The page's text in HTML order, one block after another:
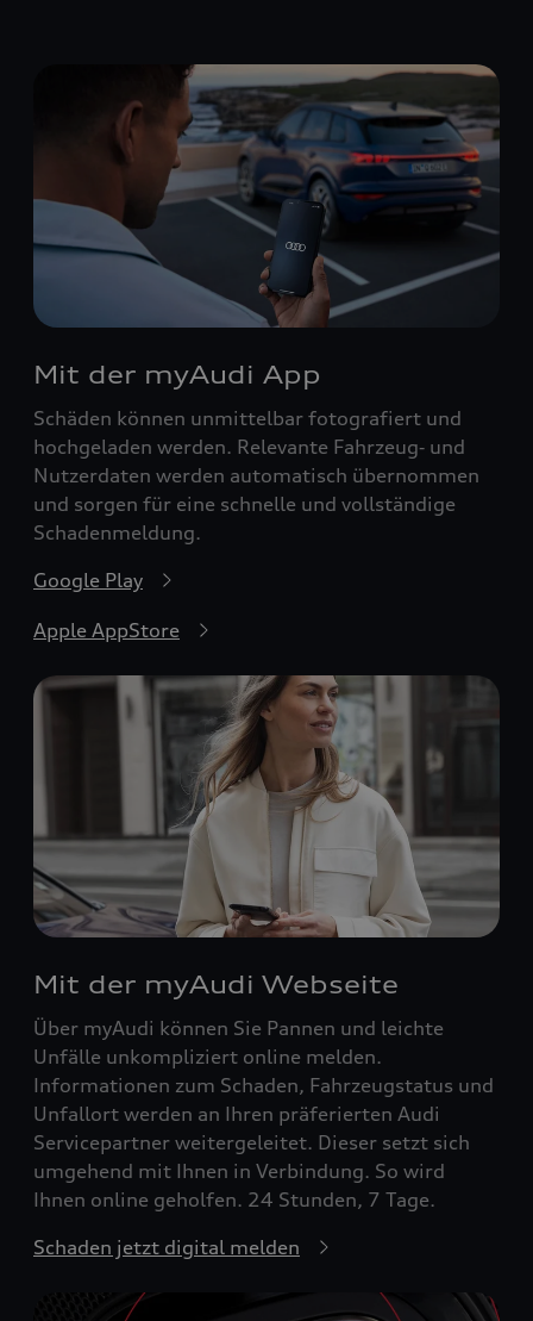
Mit der myAudi App
Schäden können unmittelbar fotografiert und
hochgeladen werden. Relevante Fahrzeug‑ und
Nutzerdaten werden automatisch übernommen
und sorgen für eine schnelle und vollständige
Schadenmeldung.
Google Play
Apple AppStore
Mit der myAudi Webseite
Über myAudi können Sie Pannen und leichte
Unfälle unkompliziert online melden.
Informationen zum Schaden, Fahrzeugstatus und
Unfallort werden an Ihren präferierten Audi
Servicepartner weitergeleitet. Dieser setzt sich
umgehend mit Ihnen in Verbindung. So wird
Ihnen online geholfen. 24 Stunden, 7 Tage.
Schaden jetzt digital melden